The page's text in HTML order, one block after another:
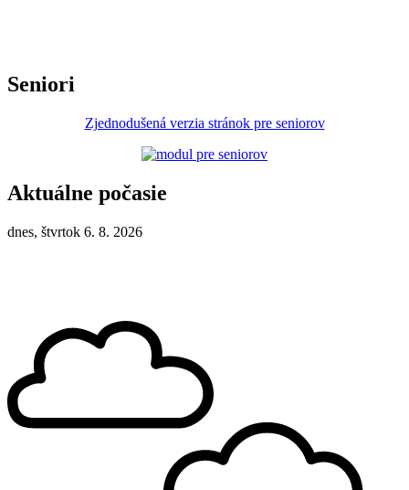
Seniori
Zjednodušená verzia stránok pre seniorov
Aktuálne počasie
dnes, štvrtok 6. 8. 2026